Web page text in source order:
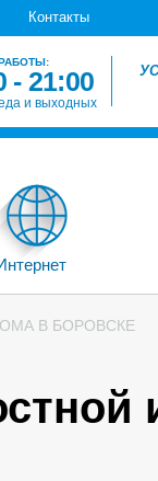
Контакты
- 21:00
и выходных
В БОРОВСКЕ